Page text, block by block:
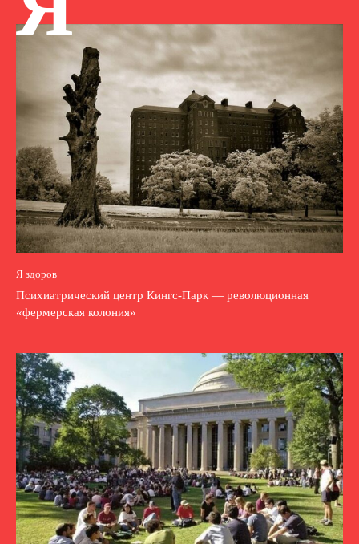
Я здоров
Психиатрический центр Кингс-Парк — революционная
«фермерская колония»